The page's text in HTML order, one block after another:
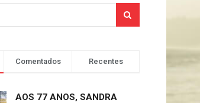
Comentados Recentes
AOS 77 ANOS, SANDRA